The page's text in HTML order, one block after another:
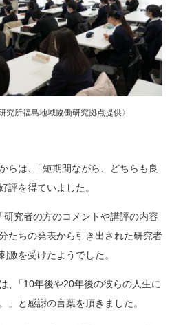
究所福島地域協働研究拠点提供〉
らは
「短期間ながら、どちらも良
評を得ていました。
「研究者の方のコメントや講評の内容
たちの発表から引き出された研究者
激を受けたようでした。
「10年後や20年後の彼らの人生に
」と感謝の言葉を頂きました。